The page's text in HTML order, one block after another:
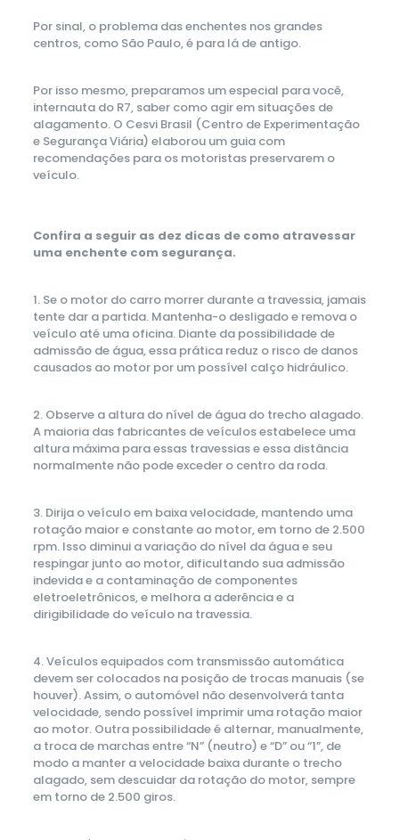
Por sinal, o problema das enchentes nos grandes
centros, como São Paulo, é para lá de antigo.
Por isso mesmo, preparamos um especial para você,
internauta do R7, saber como agir em situações de
alagamento. O Cesvi Brasil (Centro de Experimentação
e Segurança Viária) elaborou um guia com
recomendações para os motoristas preservarem o
veículo.
Confira a seguir as dez dicas de como atravessar
uma enchente com segurança.
1. Se o motor do carro morrer durante a travessia, jamais
tente dar a partida. Mantenha-o desligado e remova o
veículo até uma oficina. Diante da possibilidade de
admissão de água, essa prática reduz o risco de danos
causados ao motor por um possível calço hidráulico.
2. Observe a altura do nível de água do trecho alagado.
A maioria das fabricantes de veículos estabelece uma
altura máxima para essas travessias e essa distância
normalmente não pode exceder o centro da roda.
3. Dirija o veículo em baixa velocidade, mantendo uma
rotação maior e constante ao motor, em torno de 2.500
rpm. Isso diminui a variação do nível da água e seu
respingar junto ao motor, dificultando sua admissão
indevida e a contaminação de componentes
eletroeletrônicos, e melhora a aderência e a
dirigibilidade do veículo na travessia.
4. Veículos equipados com transmissão automática
devem ser colocados na posição de trocas manuais (se
houver). Assim, o automóvel não desenvolverá tanta
velocidade, sendo possível imprimir uma rotação maior
ao motor. Outra possibilidade é alternar, manualmente,
a troca de marchas entre “N” (neutro) e “D” ou “1”, de
modo a manter a velocidade baixa durante o trecho
alagado, sem descuidar da rotação do motor, sempre
em torno de 2.500 giros.